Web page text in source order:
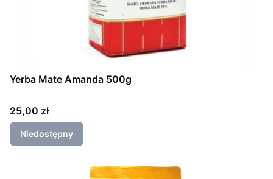
Yerba Mate Amanda 500g
Cena
25,00 zł
Niedostępny